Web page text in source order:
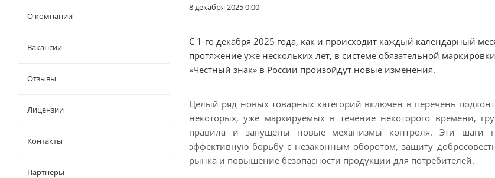
8 декабря 2025 0:00
С 1-го декабря 2025 года, как и происходит каждый календарный
протяжение уже нескольких лет, в системе обязательной
«Честный знак» в России произойдут новые изменения.
Целый ряд новых товарных категорий включен в перечень
некоторых, уже маркируемых в течение некоторого времени,
правила и запущены новые механизмы контроля. Эти шаги
эффективную борьбу с незаконным оборотом, защиту
рынка и повышение безопасности продукции для потребителей.
О компании
Вакансии
Отзывы
Лицензии
Контакты
Партнеры